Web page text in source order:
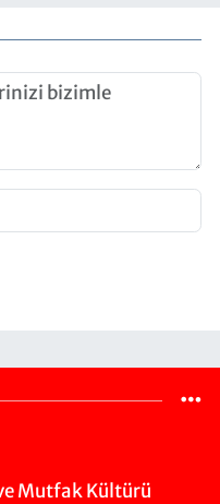
Mutfak Kültürü